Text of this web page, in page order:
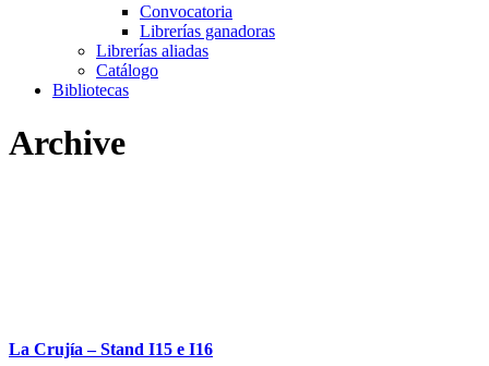
Convocatoria
Librerías ganadoras
Librerías aliadas
Catálogo
Bibliotecas
Archive
La Crujía – Stand I15 e I16